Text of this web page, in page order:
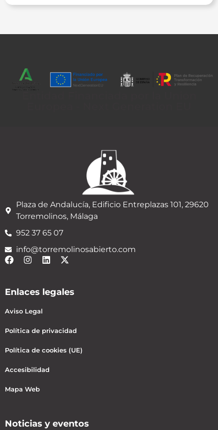
Plaza de Andalucía, Edificio Entreplazas 101, 29620
Torremolinos, Málaga
952 37 65 07
info@torremolinosabierto.com
Enlaces legales
Aviso Legal
Política de privacidad
Política de cookies (UE)
Accesibilidad
Mapa Web
Noticias y eventos